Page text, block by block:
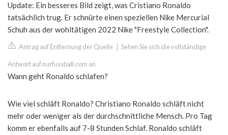
Update: Ein besseres Bild zeigt, was Cristiano Ronaldo
tatsächlich trug. Er schnürte einen speziellen Nike Mercurial
Schuh aus der wohltätigen 2022 Nike "Freestyle Collection".
Antrag auf Entfernung der Quelle Sehen Sie sich die vollständige
Antwort auf nurfussball.com an
Wann geht Ronaldo schlafen?
Wie viel schläft Ronaldo? Christiano Ronaldo schläft nicht
mehr oder weniger als der durchschnittliche Mensch. Pro Tag
komm er ebenfalls auf 7-8 Stunden Schlaf. Ronaldo schläft